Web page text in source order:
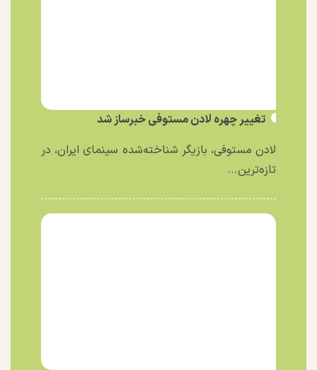
تغییر چهره لادن مستوفی خبرساز شد
لادن مستوفی، بازیگر شناخته‌شده سینمای ایران، در
تازه‌ترین...